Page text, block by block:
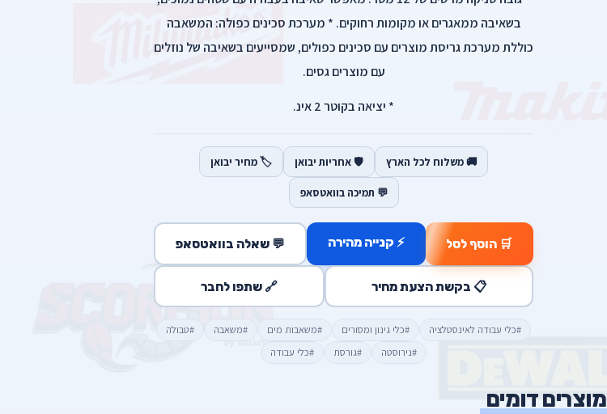
בשאיבה ממאגרים או מקומות רחוקים. * מערכת סכינים כפולה: המשאבה
כוללת מערכת גריסת מוצרים עם סכינים כפולים, שמסייעים בשאיבה של נוזלים
עם מוצרים גסים.
* יציאה בקוטר 2 אינ.
🚚 משלוח לכל הארץ 🛡️ אחריות יבואן 🏷️ מחיר יבואן
💬 תמיכה בוואטסאפ
🛒 הוסף לסל ⚡ קנייה מהירה 💬 שאלה בוואטסאפ
📋 בקשת הצעת מחיר 🔗 שתפו לחבר
#כלי עבודה לאינסטלציה #כלי גינון ומסורים #משאבות מים #משאבה
#טבולה
#נירוסטה
#גורסת #כלי עבודה
מוצרים דומים